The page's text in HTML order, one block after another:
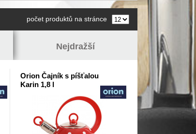
počet produktů na stránce
Nejdražší
Orion Čajník s píšťalou
Karin 1,8 l